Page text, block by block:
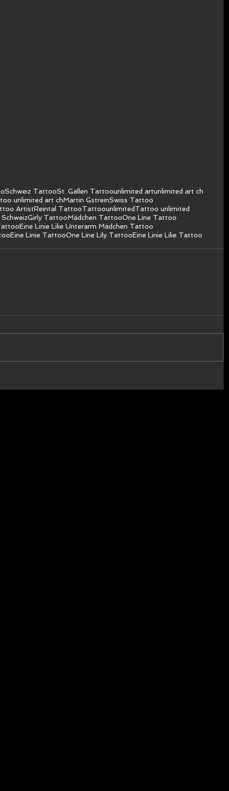
Schweiz TattooSt. Gallen Tattoounlimited artunlimited art ch
unlimited art chMartin GstreinSwiss Tattoo
ArtistReintal TattooTattoounlimitedTattoo unlimited
Girly TattooMädchen TattooOne Line Tattoo
Eine Linie Lilie Unterarm Mädchen Tattoo
Eine Linie TattooOne Line Lily TattooEine Linie Lilie Tattoo